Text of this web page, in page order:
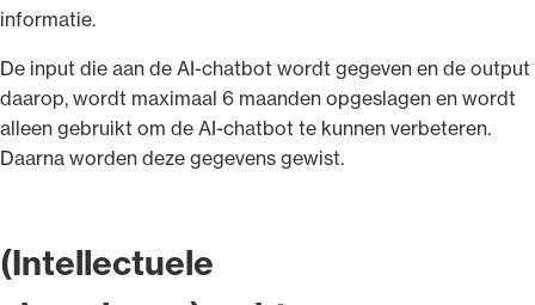
informatie.
De input die aan de AI-chatbot wordt gegeven en de output
daarop, wordt maximaal 6 maanden opgeslagen en wordt
alleen gebruikt om de AI-chatbot te kunnen verbeteren.
Daarna worden deze gegevens gewist.
(Intellectuele